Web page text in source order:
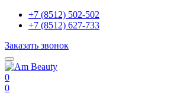
+7 (8512) 502-502
+7 (8512) 627-733
Заказать звонок
0
0